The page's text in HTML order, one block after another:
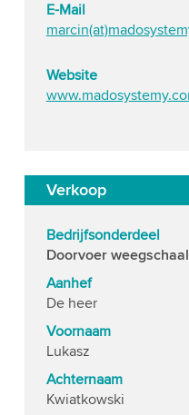
E-Mail
Website
Verkoop
Bedrijfsonderdeel
Doorvoer weegschaal
Aanhef
De heer
Voornaam
Lukasz
Achternaam
Kwiatkowski